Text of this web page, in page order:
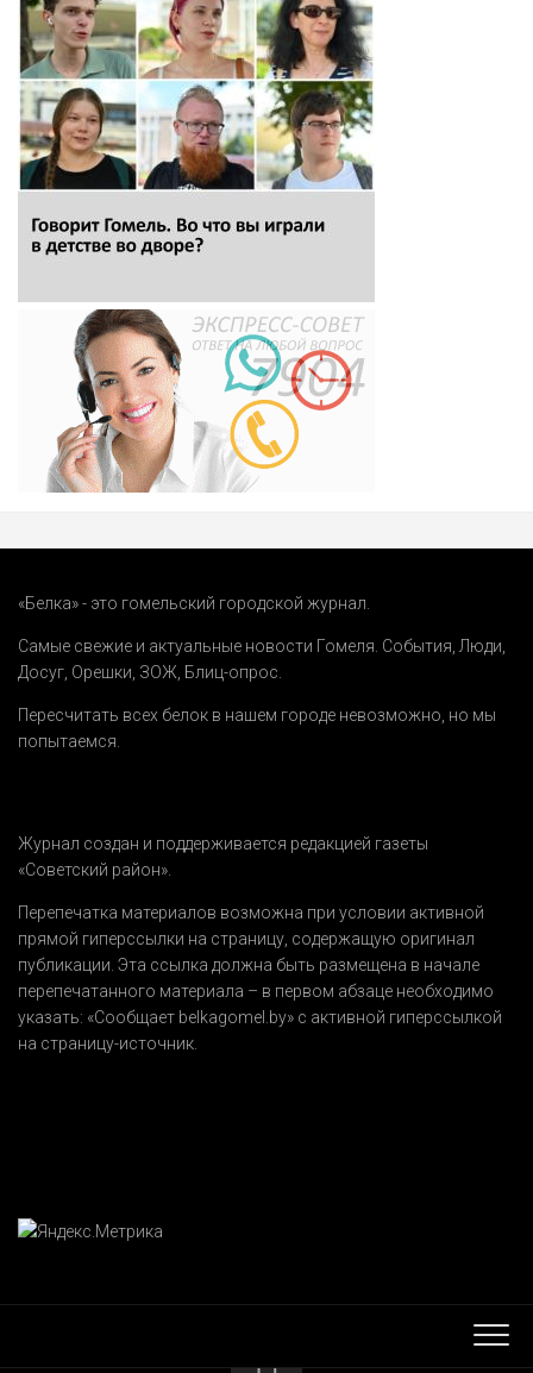
«Белка» - это гомельский городской журнал.
Самые свежие и актуальные новости Гомеля. События Люди
Досуг Орешки ЗОЖ Блиц-опрос
Пересчитать всех белок в нашем городе невозможно, но мы
попытаемся.
Журнал создан и поддерживается редакцией газеты
«Советский район».
Перепечатка материалов возможна при условии активной
прямой гиперссылки на страницу, содержащую оригинал
публикации. Эта ссылка должна быть размещена в начале
перепечатанного материала – в первом абзаце необходимо
указать: «Сообщает belkagomel.by» с активной гиперссылкой
на страницу-источник.